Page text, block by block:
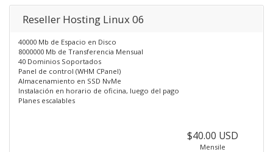
Reseller Hosting Linux 06
40000 Mb de Espacio en Disco
8000000 Mb de Transferencia Mensual
40 Dominios Soportados
Panel de control (WHM CPanel)
Almacenamiento en SSD NvMe
Instalación en horario de oficina, luego del pago
Planes escalables
$40.00 USD
Mensile